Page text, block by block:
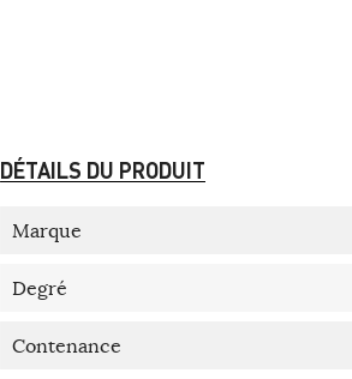
DÉTAILS DU PRODUIT
Marque
Degré
Contenance